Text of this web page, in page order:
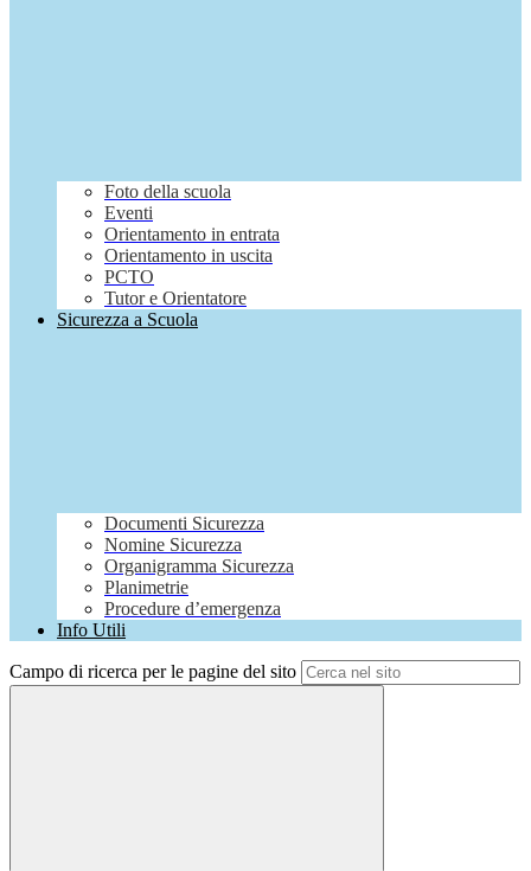
Foto della scuola
Eventi
Orientamento in entrata
Orientamento in uscita
PCTO
Tutor e Orientatore
Sicurezza a Scuola
Documenti Sicurezza
Nomine Sicurezza
Organigramma Sicurezza
Planimetrie
Procedure d’emergenza
Info Utili
Campo di ricerca per le pagine del sito